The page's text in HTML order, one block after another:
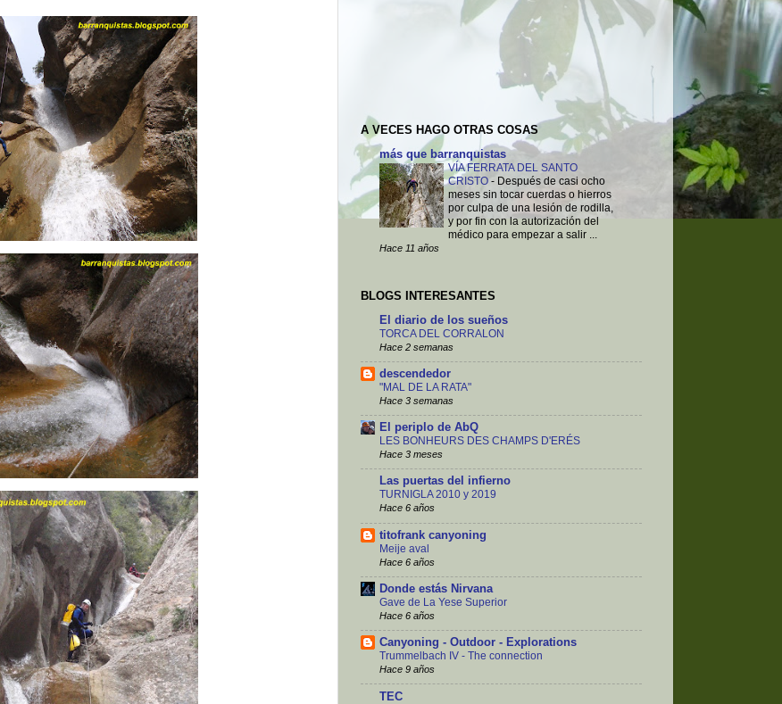
A VECES HAGO OTRAS COSAS
más que barranquistas
VÍA FERRATA DEL SANTO
CRISTO - Después de casi ocho
meses sin tocar cuerdas o hierros
por culpa de una lesión de rodilla,
y por fin con la autorización del
médico para empezar a salir ...
Hace 11 años
BLOGS INTERESANTES
El diario de los sueños
TORCA DEL CORRALON
Hace 2 semanas
descendedor
"MAL DE LA RATA"
Hace 3 semanas
El periplo de AbQ
LES BONHEURS DES CHAMPS D'ERÉS
Hace 3 meses
Las puertas del infierno
TURNIGLA 2010 y 2019
Hace 6 años
titofrank canyoning
Meije aval
Hace 6 años
Donde estás Nirvana
Gave de La Yese Superior
Hace 6 años
Canyoning - Outdoor - Explorations
Trummelbach IV - The connection
Hace 9 años
TEC